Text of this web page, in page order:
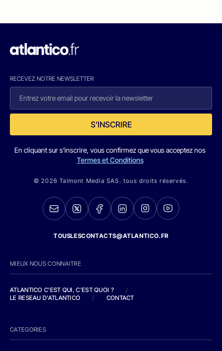
RECEVEZ NOTRE NEWSLETTER
S'INSCRIRE
En cliquant sur s'inscrire, vous confirmez que vous acceptez nos
Termes et Conditions
© 2026 Talmont Media SAS. tous droits réservés.
TOUSLESCONTACTS@ATLANTICO.FR
MIEUX NOUS CONNAITRE
ATLANTICO C'EST QUI, C'EST QUOI ?
/
LE RESEAU D'ATLANTICO
/ CONTACT
CATEGORIES